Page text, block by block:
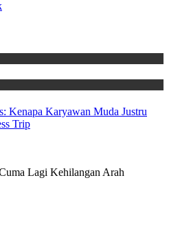
Kenapa Karyawan Muda Justru
Trip
Lagi Kehilangan Arah